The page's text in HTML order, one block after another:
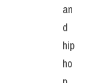
an
d
hip
ho